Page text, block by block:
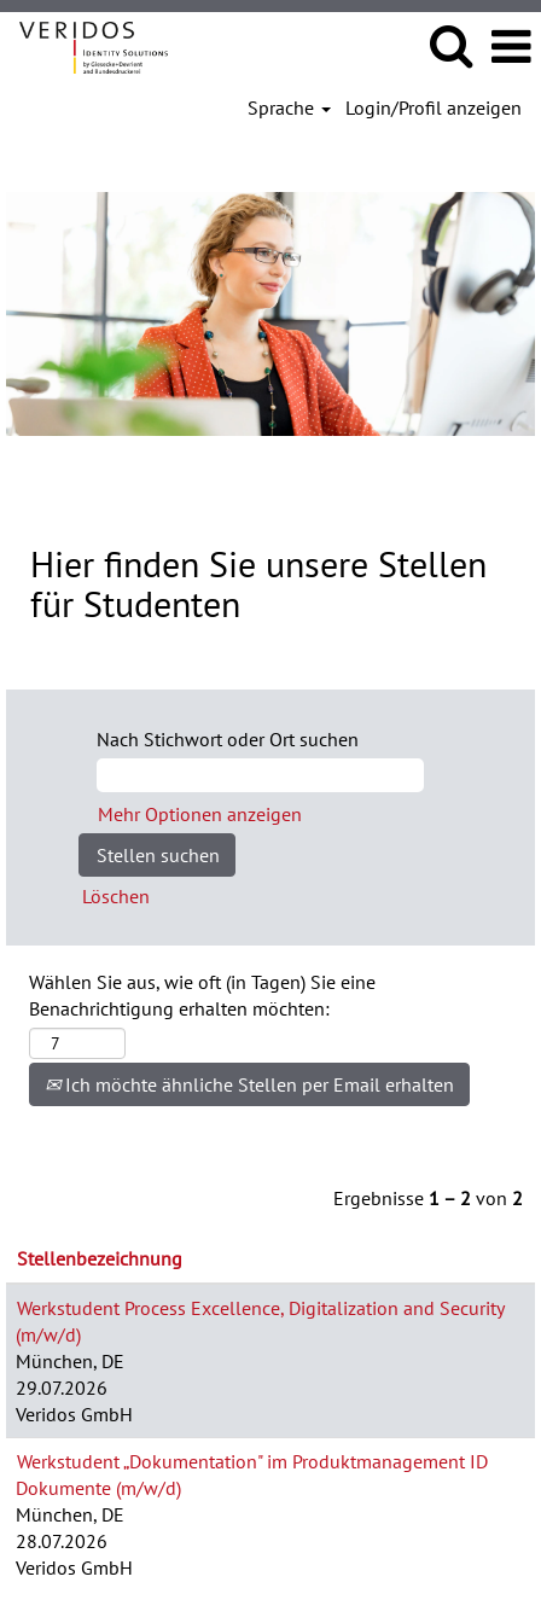
Sprache Login/Profil anzeigen
Hier finden Sie unsere Stellen
für Studenten
Nach Stichwort oder Ort suchen
Mehr Optionen anzeigen
Löschen
Wählen Sie aus, wie oft (in Tagen) Sie eine
Benachrichtigung erhalten möchten:
Ich möchte ähnliche Stellen per Email erhalten
Ergebnisse 1 – 2 von 2
Stellenbezeichnung
Werkstudent Process Excellence, Digitalization and Security
(m/w/d)
München, DE
29.07.2026
Veridos GmbH
Werkstudent „Dokumentation" im Produktmanagement ID
Dokumente (m/w/d)
München, DE
28.07.2026
Veridos GmbH